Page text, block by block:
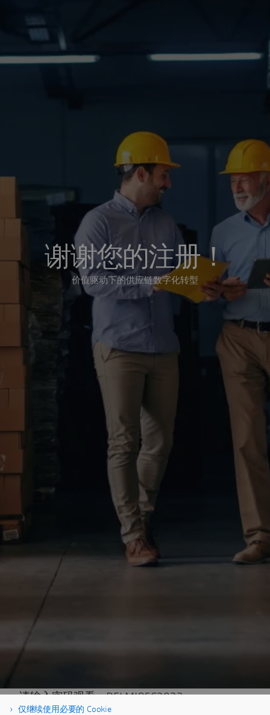
谢谢您的注册！
价值驱动下的供应链数字化转型
请输入密码观看：DELMIASC2022
仅继续使用必要的 Cookie